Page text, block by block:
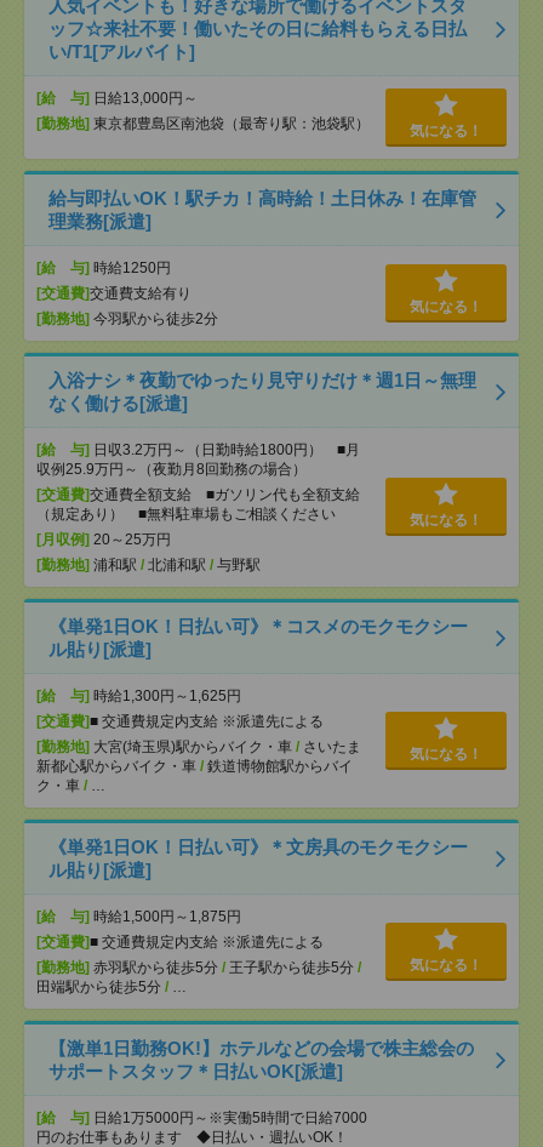
人気イベントも！好きな場所で働けるイベントスタ
ッフ☆来社不要！働いたその日に給料もらえる日払
い/T1[アルバイト]
[給 与] 日給13,000円～
[勤務地] 東京都豊島区南池袋（最寄り駅：池袋駅） 気になる！
給与即払いOK！駅チカ！高時給！土日休み！在庫管
理業務[派遣]
[給 与] 時給1250円
[交通費]交通費支給有り
[勤務地] 今羽駅から徒歩2分
気になる！
入浴ナシ＊夜勤でゆったり見守りだけ＊週1日～無理
なく働ける[派遣]
[給 与] 日収3.2万円～（日勤時給1800円） ■月
収例25.9万円～（夜勤月8回勤務の場合）
[交通費]交通費全額支給 ■ガソリン代も全額支給
（規定あり） ■無料駐車場もご相談ください
[月収例] 20～25万円
[勤務地] 浦和駅 / 北浦和駅 / 与野駅
気になる！
《単発1日OK！日払い可》＊コスメのモクモクシー
ル貼り[派遣]
[給 与] 時給1,300円～1,625円
[交通費]■ 交通費規定内支給 ※派遣先による
[勤務地] 大宮(埼玉県)駅からバイク・車 / さいたま
新都心駅からバイク・車 / 鉄道博物館駅からバイ
ク・車 / …
気になる！
《単発1日OK！日払い可》＊文房具のモクモクシー
ル貼り[派遣]
[給 与] 時給1,500円～1,875円
[交通費]■ 交通費規定内支給 ※派遣先による
[勤務地] 赤羽駅から徒歩5分 / 王子駅から徒歩5分 /
田端駅から徒歩5分 / …
気になる！
【激単1日勤務OK!】ホテルなどの会場で株主総会の
サポートスタッフ＊日払いOK[派遣]
[給 与] 日給1万5000円～※実働5時間で日給7000
円のお仕事もあります ◆日払い・週払いOK！